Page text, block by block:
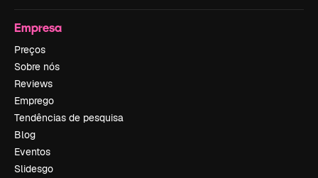
Empresa
Preços
Sobre nós
Reviews
Emprego
Tendências de pesquisa
Blog
Eventos
Slidesgo